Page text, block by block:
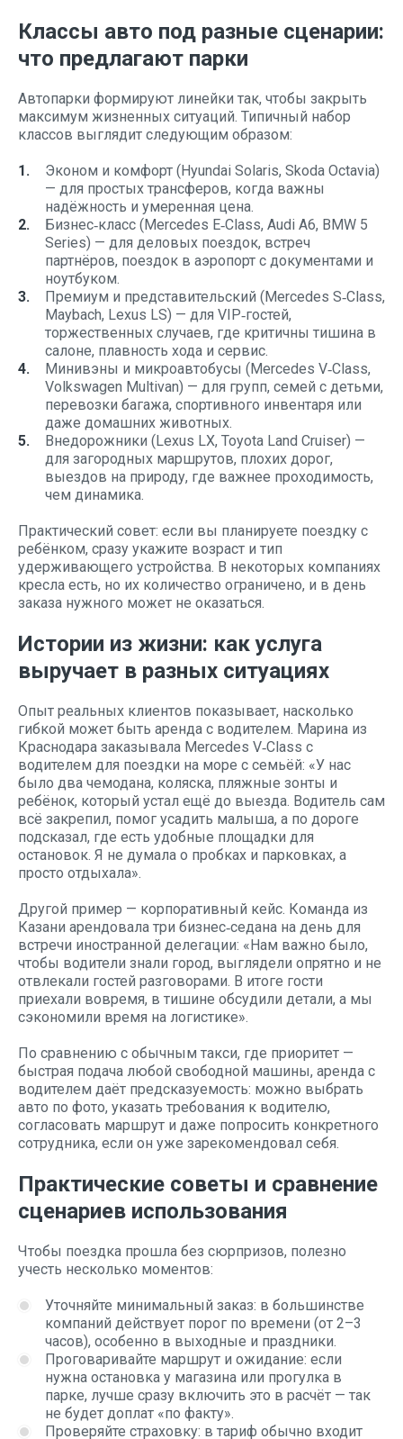
Классы авто под разные сценарии:
что предлагают парки
Автопарки формируют линейки так, чтобы закрыть
максимум жизненных ситуаций. Типичный набор
классов выглядит следующим образом:
Эконом и комфорт (Hyundai Solaris, Skoda Octavia)
— для простых трансферов, когда важны
надёжность и умеренная цена.
Бизнес‑класс (Mercedes E‑Class, Audi A6, BMW 5
Series) — для деловых поездок, встреч
партнёров, поездок в аэропорт с документами и
ноутбуком.
Премиум и представительский (Mercedes S‑Class,
Maybach, Lexus LS) — для VIP‑гостей,
торжественных случаев, где критичны тишина в
салоне, плавность хода и сервис.
Минивэны и микроавтобусы (Mercedes V‑Class,
Volkswagen Multivan) — для групп, семей с детьми,
перевозки багажа, спортивного инвентаря или
даже домашних животных.
Внедорожники (Lexus LX, Toyota Land Cruiser) —
для загородных маршрутов, плохих дорог,
выездов на природу, где важнее проходимость,
чем динамика.
Практический совет: если вы планируете поездку с
ребёнком, сразу укажите возраст и тип
удерживающего устройства. В некоторых компаниях
кресла есть, но их количество ограничено, и в день
заказа нужного может не оказаться.
Истории из жизни: как услуга
выручает в разных ситуациях
Опыт реальных клиентов показывает, насколько
гибкой может быть аренда с водителем. Марина из
Краснодара заказывала Mercedes V‑Class с
водителем для поездки на море с семьёй: «У нас
было два чемодана, коляска, пляжные зонты и
ребёнок, который устал ещё до выезда. Водитель сам
всё закрепил, помог усадить малыша, а по дороге
подсказал, где есть удобные площадки для
остановок. Я не думала о пробках и парковках, а
просто отдыхала».
Другой пример — корпоративный кейс. Команда из
Казани арендовала три бизнес‑седана на день для
встречи иностранной делегации: «Нам важно было,
чтобы водители знали город, выглядели опрятно и не
отвлекали гостей разговорами. В итоге гости
приехали вовремя, в тишине обсудили детали, а мы
сэкономили время на логистике».
По сравнению с обычным такси, где приоритет —
быстрая подача любой свободной машины, аренда с
водителем даёт предсказуемость: можно выбрать
авто по фото, указать требования к водителю,
согласовать маршрут и даже попросить конкретного
сотрудника, если он уже зарекомендовал себя.
Практические советы и сравнение
сценариев использования
Чтобы поездка прошла без сюрпризов, полезно
учесть несколько моментов:
Уточняйте минимальный заказ: в большинстве
компаний действует порог по времени (от 2–3
часов), особенно в выходные и праздники.
Проговаривайте маршрут и ожидание: если
нужна остановка у магазина или прогулка в
парке, лучше сразу включить это в расчёт — так
не будет доплат «по факту».
Проверяйте страховку: в тариф обычно входит